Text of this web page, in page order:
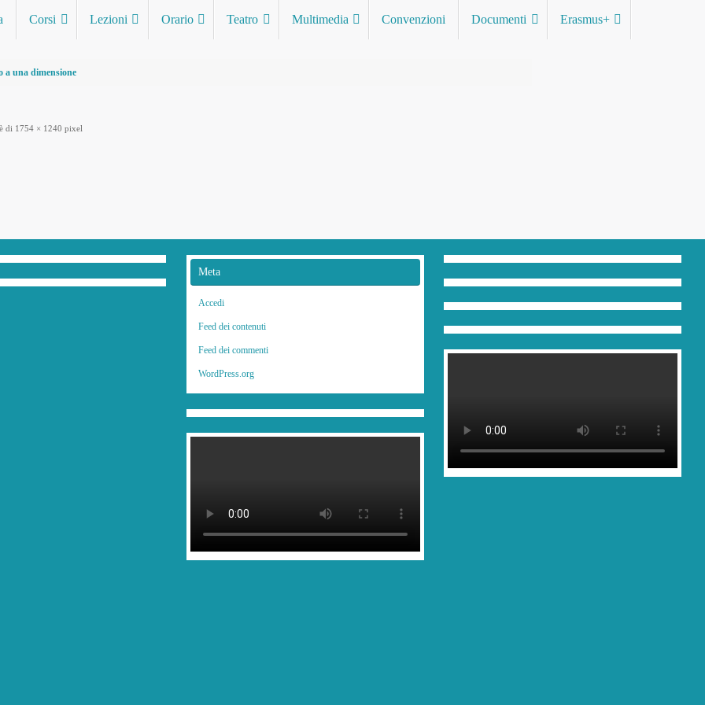
Corsi Lezioni Orario Teatro Multimedia Convenzioni Documenti Erasmus+
a una dimensione
di 1754 × 1240 pixel
Meta
Accedi
Feed dei contenuti
Feed dei commenti
WordPress.org